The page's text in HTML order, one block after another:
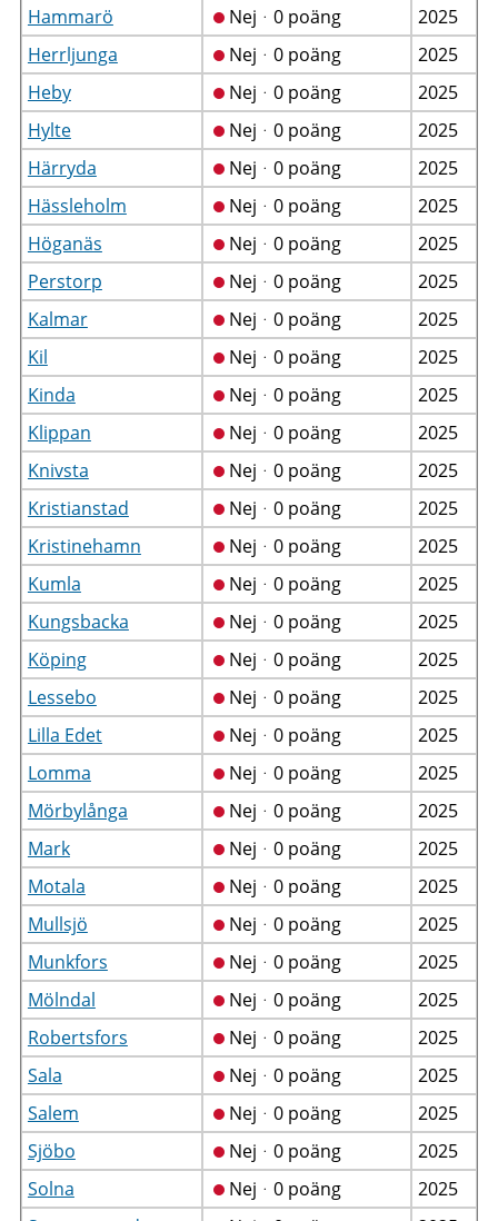
Hammarö
Nejᆞ0 poäng
2025
Herrljunga
Nejᆞ0 poäng
2025
Heby
Nejᆞ0 poäng
2025
Hylte
Nejᆞ0 poäng
2025
Härryda
Nejᆞ0 poäng
2025
Hässleholm
Nejᆞ0 poäng
2025
Höganäs
Nejᆞ0 poäng
2025
Perstorp
Nejᆞ0 poäng
2025
Kalmar
Nejᆞ0 poäng
2025
Kil
Nejᆞ0 poäng
2025
Kinda
Nejᆞ0 poäng
2025
Klippan
Nejᆞ0 poäng
2025
Knivsta
Nejᆞ0 poäng
2025
Kristianstad
Nejᆞ0 poäng
2025
Kristinehamn
Nejᆞ0 poäng
2025
Kumla
Nejᆞ0 poäng
2025
Kungsbacka
Nejᆞ0 poäng
2025
Köping
Nejᆞ0 poäng
2025
Lessebo
Nejᆞ0 poäng
2025
Lilla Edet
Nejᆞ0 poäng
2025
Lomma
Nejᆞ0 poäng
2025
Mörbylånga
Nejᆞ0 poäng
2025
Mark
Nejᆞ0 poäng
2025
Motala
Nejᆞ0 poäng
2025
Mullsjö
Nejᆞ0 poäng
2025
Munkfors
Nejᆞ0 poäng
2025
Mölndal
Nejᆞ0 poäng
2025
Robertsfors
Nejᆞ0 poäng
2025
Sala
Nejᆞ0 poäng
2025
Salem
Nejᆞ0 poäng
2025
Sjöbo
Nejᆞ0 poäng
2025
Solna
Nejᆞ0 poäng
2025